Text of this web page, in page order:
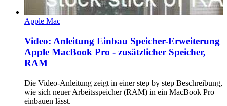
Apple Mac
Video: Anleitung Einbau Speicher-Erweiterung
Apple MacBook Pro - zusätzlicher Speicher,
RAM
Die Video-Anleitung zeigt in einer step by step Beschreibung,
wie sich neuer Arbeitsspeicher (RAM) in ein MacBook Pro
einbauen lässt.